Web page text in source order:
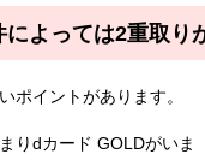
によっては2重取り
ポイントがあります。
りdカード GOLDがいま